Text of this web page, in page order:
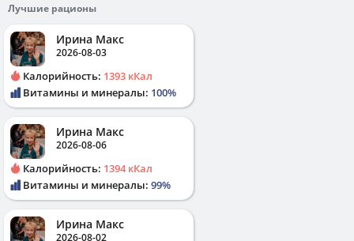
Лучшие рационы
Ирина Макс
2026-08-03
Калорийность: 1393 кКал
Витамины и минералы: 100%
Ирина Макс
2026-08-06
Калорийность: 1394 кКал
Витамины и минералы: 99%
Ирина Макс
2026-08-02